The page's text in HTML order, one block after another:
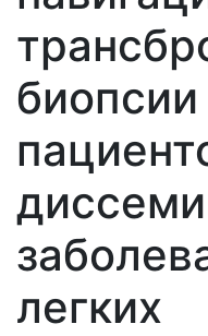
биопсии
легких